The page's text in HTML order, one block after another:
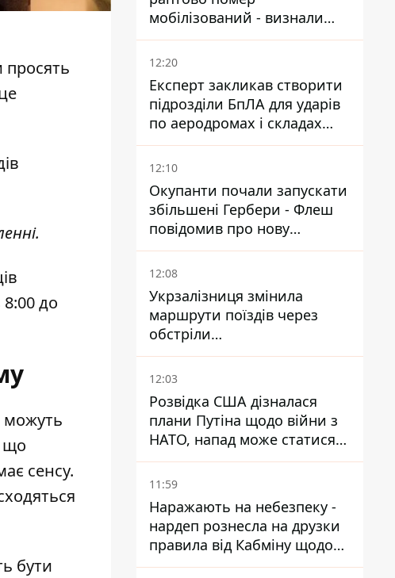
просять
до
можуть
що
сенсу.
бути
мобілізований - визнали
придатним і одразу ж
зупинилося серце
12:20
Експерт закликав створити
підрозділи БпЛА для ударів
по аеродромах і складах
КАБів ворога
12:10
Окупанти почали запускати
збільшені Гербери - Флеш
повідомив про нову
модифікацію дрона
12:08
Укрзалізниця змінила
маршрути поїздів через
обстріли
Дніпропетровщини,
Харківщини й Запоріжжя
12:03
Розвідка США дізналася
плани Путіна щодо війни з
НАТО, напад може статися
восени – у WSJ розкрили
деталі
11:59
Наражають на небезпеку -
нардеп рознесла на друзки
правила від Кабміну щодо
зберігання пального